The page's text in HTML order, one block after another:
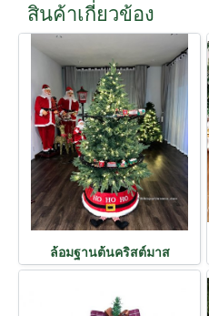
สินค้าเกี่ยวข้อง
ล้อมฐานต้นคริสต์มาส